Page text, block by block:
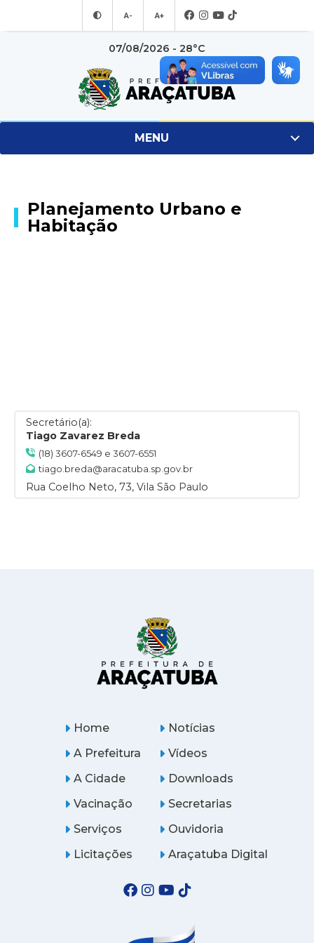
A- A+
07/08/2026 - 28°C
MENU
Planejamento Urbano e
Habitação
Secretário(a):
Tiago Zavarez Breda
(18) 3607-6549 e 3607-6551
tiago.breda@aracatuba.sp.gov.br
Rua Coelho Neto, 73, Vila São Paulo
Home
A Prefeitura
A Cidade
Notícias
Vídeos
Downloads
Vacinação
Serviços
Licitações
Secretarias
Ouvidoria
Araçatuba Digital